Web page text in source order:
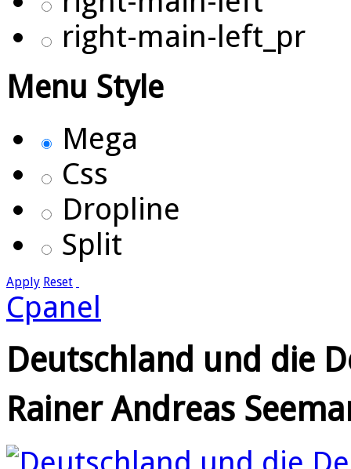
right-main-left_pr
Menu Style
Mega
Css
Dropline
Split
Apply Reset
Cpanel
Deutschland und die
Rainer Andreas